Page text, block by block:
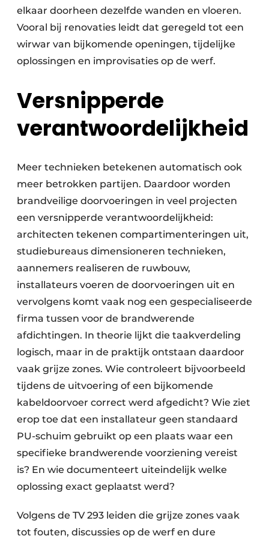
elkaar doorheen dezelfde wanden en vloeren.
Vooral bij renovaties leidt dat geregeld tot een
wirwar van bijkomende openingen, tijdelijke
oplossingen en improvisaties op de werf.
Versnipperde
verantwoordelijkheid
Meer technieken betekenen automatisch ook
meer betrokken partijen. Daardoor worden
brandveilige doorvoeringen in veel projecten
een versnipperde verantwoordelijkheid:
architecten tekenen compartimenteringen uit,
studiebureaus dimensioneren technieken,
aannemers realiseren de ruwbouw,
installateurs voeren de doorvoeringen uit en
vervolgens komt vaak nog een gespecialiseerde
firma tussen voor de brandwerende
afdichtingen. In theorie lijkt die taakverdeling
logisch, maar in de praktijk ontstaan daardoor
vaak grijze zones. Wie controleert bijvoorbeeld
tijdens de uitvoering of een bijkomende
kabeldoorvoer correct werd afgedicht? Wie ziet
erop toe dat een installateur geen standaard
PU-schuim gebruikt op een plaats waar een
specifieke brandwerende voorziening vereist
is? En wie documenteert uiteindelijk welke
oplossing exact geplaatst werd?
Volgens de TV 293 leiden die grijze zones vaak
tot fouten, discussies op de werf en dure